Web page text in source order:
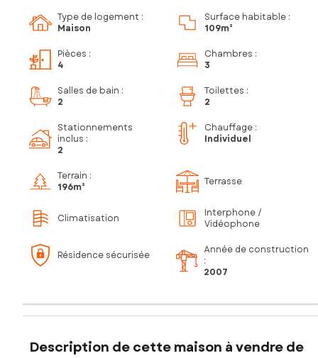
Type de logement :
Maison
Surface habitable :
109m²
Pièces :
4
Chambres :
3
Salles de bain :
2
Toilettes :
2
Stationnements
inclus :
2
Chauffage :
Individuel
Terrain :
196m²
Terrasse
Climatisation
Interphone /
Vidéophone
Résidence sécurisée
Année de construction
:
2007
Description de cette maison à vendre de